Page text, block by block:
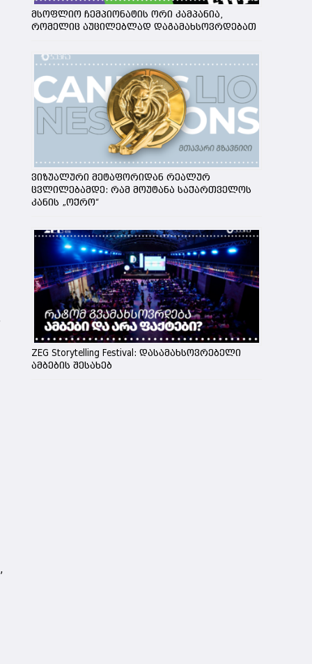
მსოფლიო ჩემპიონატის ორი კამპანია,
რომელიც აუცილებლად დაგამახსოვრდებათ
ვიზუალური მეტაფორიდან რეალურ
ცვლილებამდე: რამ მოუტანა საქართველოს
კანის „ოქრო“
ZEG Storytelling Festival: დასამახსოვრებელი
ამბების შესახებ